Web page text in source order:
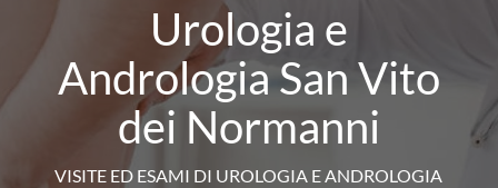
Urologia e
Andrologia San Vito
dei Normanni
VISITE ED ESAMI DI UROLOGIA E ANDROLOGIA